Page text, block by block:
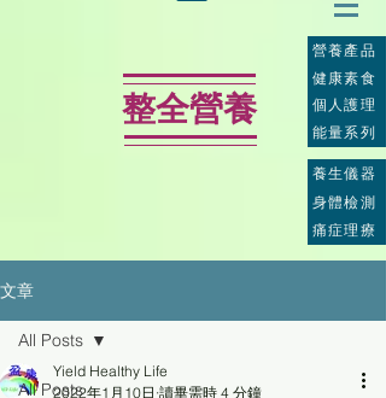
整全營養
營養產品
個人護理
能量系列
健康素食
養生儀器
身體檢測
痛症理療
文章
All Posts
All Posts
Yield Healthy Life
2022年1月10日 讀畢需時 4 分鐘